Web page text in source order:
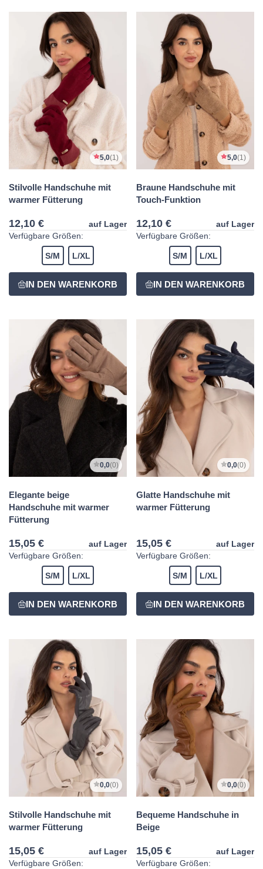
5,0(1)
Stilvolle Handschuhe mit
warmer Fütterung
12,10 €
auf Lager
Verfügbare Größen:
S/M L/XL
5,0(1)
Braune Handschuhe mit
Touch-Funktion
12,10 €
auf Lager
Verfügbare Größen:
S/M L/XL
0,0(0)
Elegante beige
Handschuhe mit warmer
Fütterung
15,05 €
auf Lager
Verfügbare Größen:
S/M L/XL
0,0(0)
Glatte Handschuhe mit
warmer Fütterung
15,05 €
auf Lager
Verfügbare Größen:
S/M L/XL
0,0(0)
Stilvolle Handschuhe mit
warmer Fütterung
15,05 €
auf Lager
Verfügbare Größen:
0,0(0)
Bequeme Handschuhe in
Beige
15,05 €
auf Lager
Verfügbare Größen: